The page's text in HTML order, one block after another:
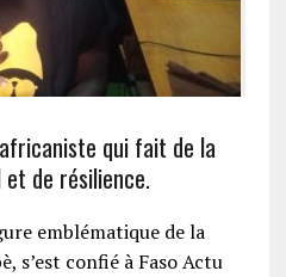
qui fait de la
et de résilience.
emblématique de la
s’est confié à Faso Actu